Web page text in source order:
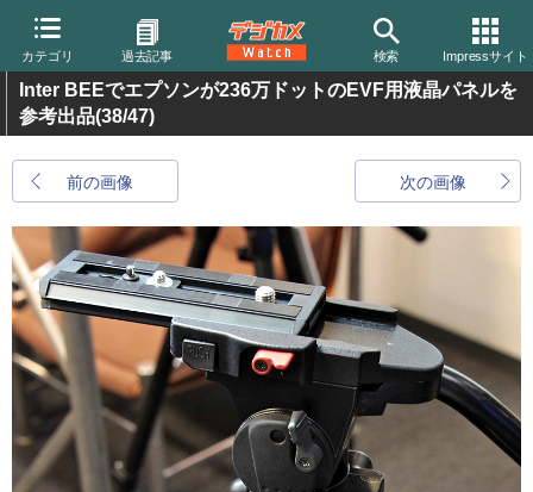
カテゴリ 過去記事 検索 Impressサイト
Inter BEEでエプソンが236万ドットのEVF用液晶パネルを
参考出品(38/47)
前の画像 次の画像